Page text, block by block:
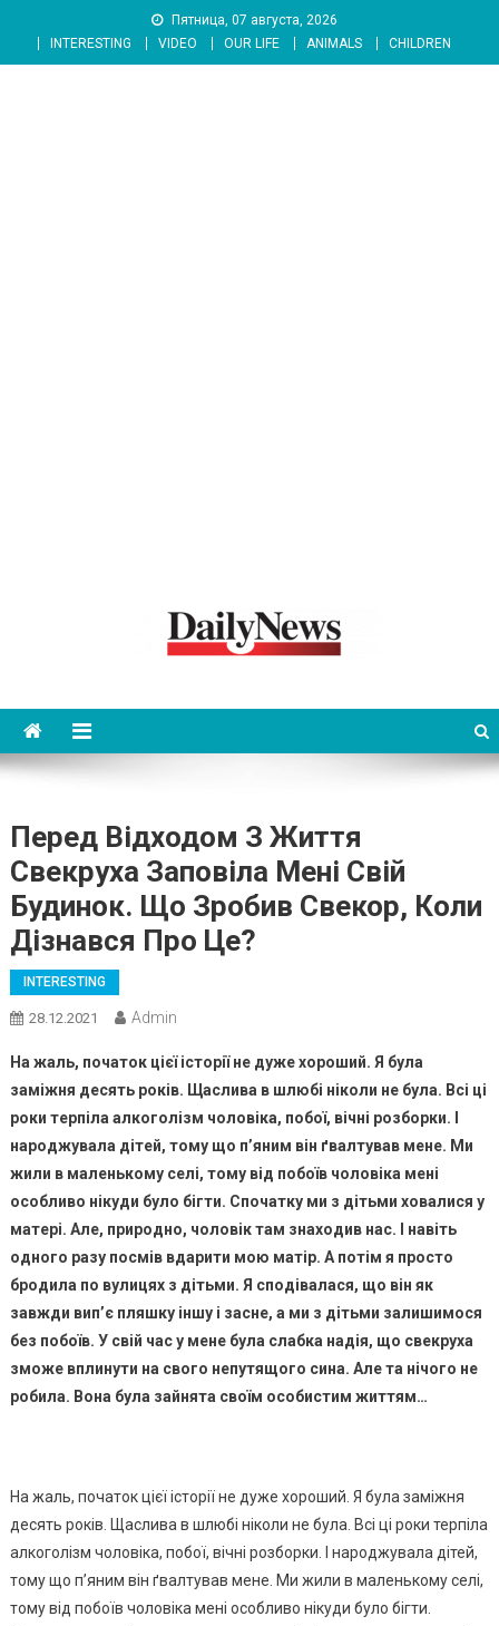
content
Пятница, 07 августа, 2026
INTERESTING
VIDEO OUR LIFE ANIMALS CHILDREN
Перед Відходом З Життя
Свекруха Заповіла Мені Свій
Будинок. Що Зробив Свекор, Коли
Дізнався Про Це?
INTERESTING
28.12.2021 Admin
На жаль, початок цієї історії не дуже хороший. Я була
заміжня десять років. Щаслива в шлюбі ніколи не була. Всі ці
роки терпіла алкоголізм чоловіка, побої, вічні розборки. І
народжувала дітей, тому що п’яним він ґвалтував мене. Ми
жили в маленькому селі, тому від побоїв чоловіка мені
особливо нікуди було бігти. Спочатку ми з дітьми ховалися у
матері. Але, природно, чоловік там знаходив нас. І навіть
одного разу посмів вдарити мою матір. А потім я просто
бродила по вулицях з дітьми. Я сподівалася, що він як
завжди вип’є пляшку іншу і засне, а ми з дітьми залишимося
без побоїв. У свій час у мене була слабка надія, що свекруха
зможе вплинути на свого непутящого сина. Але та нічого не
робила. Вона була зайнята своїм особистим життям…
На жаль, початок цієї історії не дуже хороший. Я була заміжня
десять років. Щаслива в шлюбі ніколи не була. Всі ці роки терпіла
алкоголізм чоловіка, побої, вічні розборки. І народжувала дітей,
тому що п’яним він ґвалтував мене. Ми жили в маленькому селі,
тому від побоїв чоловіка мені особливо нікуди було бігти.